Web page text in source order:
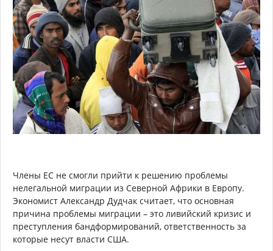
Члены ЕС не смогли прийти к решению проблемы
нелегальной миграции из Северной Африки в Европу.
Экономист Александр Дудчак считает, что основная
причина проблемы миграции – это ливийский кризис и
преступления бандформирований, ответственность за
которые несут власти США.